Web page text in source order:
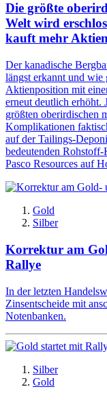
Die größte
Welt wird
kauft mehr
Der kanadische
längst erkannt und wie
Aktienposition mit
erneut deutlich erhöht.
größten oberirdischen
Komplikationen
auf der Tailings-
bedeutenden
Pasco Resources auf
Gold
Silber
Korrektur am
Rallye
In der letzten
Zinsentscheide mit
Notenbanken.
Silber
Gold